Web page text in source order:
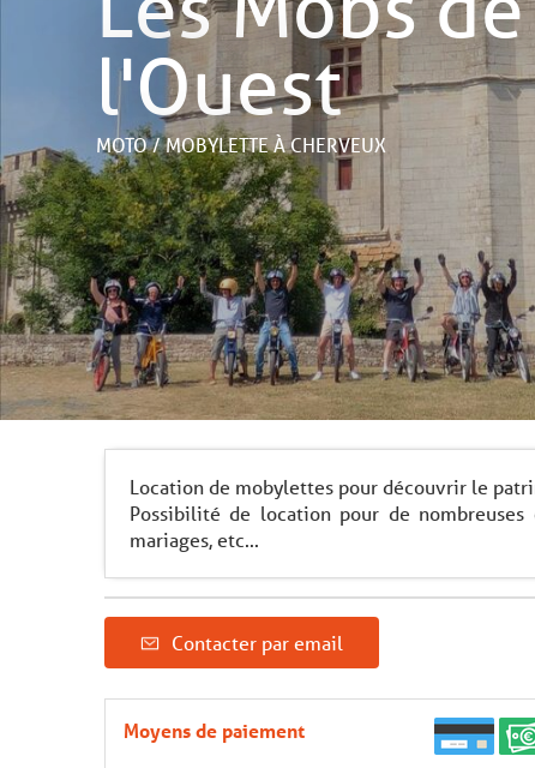
l'Ouest
MOTO / MOBYLETTEÀ CHERVEUX
Location de mobylettes pour découvrir le
Possibilité de location pour de
mariages, etc...
Contacter par email
Moyens de paiement